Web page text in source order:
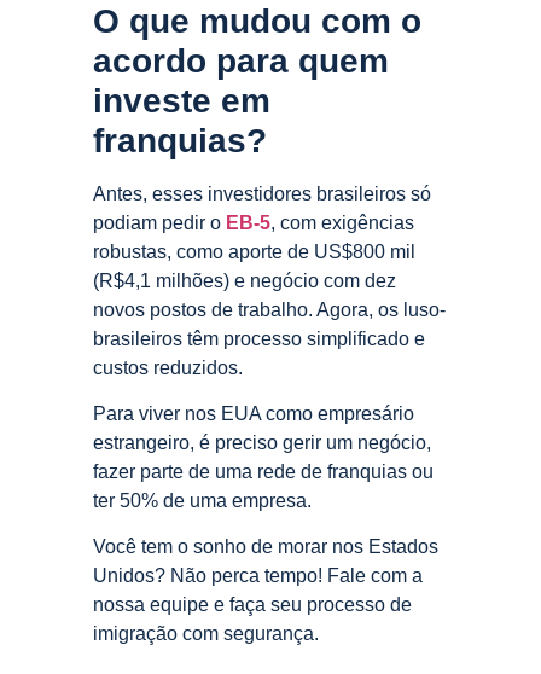
O que mudou com o
acordo para quem
investe em
franquias?
Antes, esses investidores brasileiros só
podiam pedir o EB-5, com exigências
robustas, como aporte de US$800 mil
(R$4,1 milhões) e negócio com dez
novos postos de trabalho. Agora, os luso-
brasileiros têm processo simplificado e
custos reduzidos.
Para viver nos EUA como empresário
estrangeiro, é preciso gerir um negócio,
fazer parte de uma rede de franquias ou
ter 50% de uma empresa.
Você tem o sonho de morar nos Estados
Unidos? Não perca tempo! Fale com a
nossa equipe e faça seu processo de
imigração com segurança.